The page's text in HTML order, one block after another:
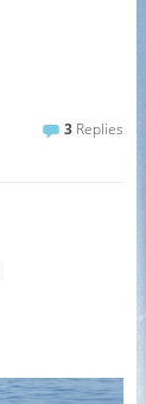
3 Replies